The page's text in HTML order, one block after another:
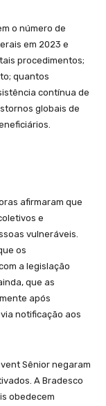
o número de
em 2023 e
procedimentos;
quantos
contínua de
globais de
afirmaram que
e
vulneráveis.
os
a legislação
que as
após
notificação aos
Sênior negaram
A Bradesco
obedecem